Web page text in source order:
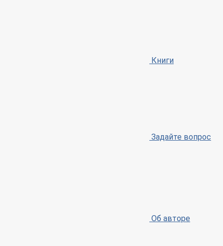
Книги
Задайте вопрос
Об авторе